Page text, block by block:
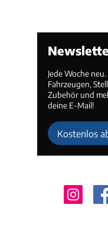
Jede Woche
Fahrzeugen,
Zubehör und
deine E-Mail!
Kostenlos